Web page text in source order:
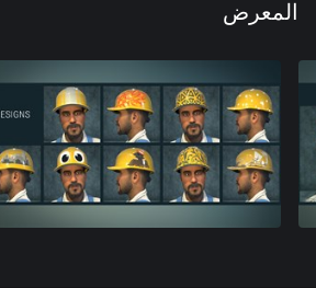
المعرض